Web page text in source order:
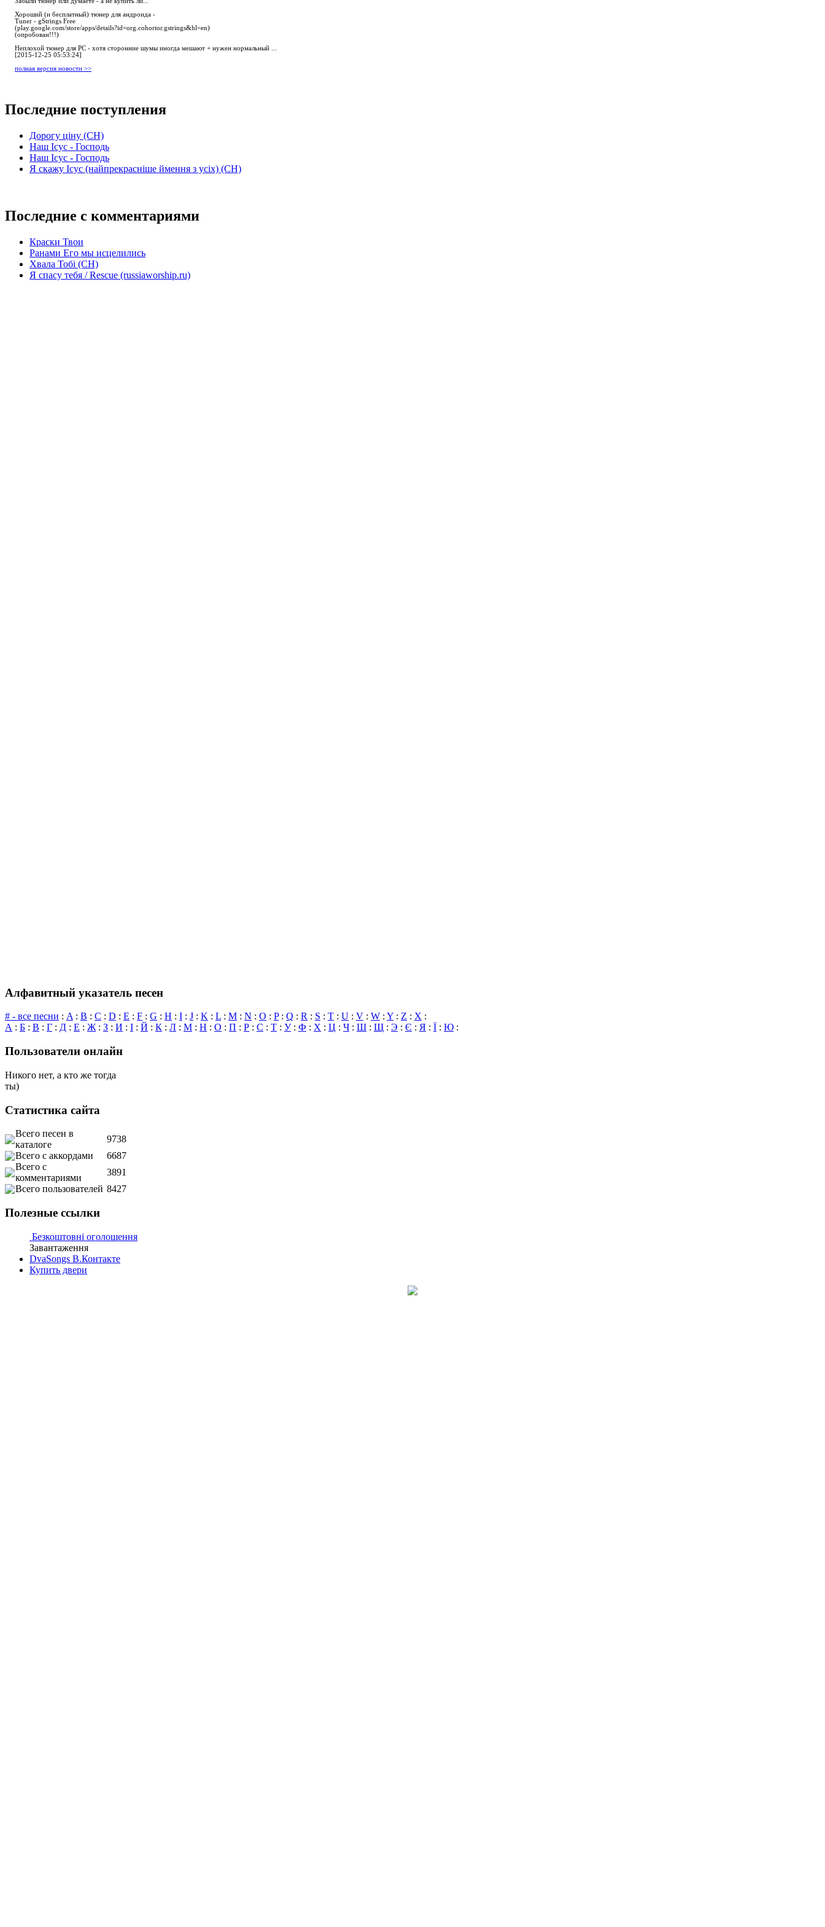
Хороший (и бесплатный) тюнер для андроида -
Tuner - gStrings Free
(play.google.com/store/apps/details?id=org.cohortor.gstrings&hl=en)
(опробован!!!)
Неплохой тюнер для РС - хотя сторонние шумы иногда мешают + нужен нормальный ...
[2015-12-25 05:53:24]
полная версия новости >>
Последние поступления
Дорогу ціну (СН)
Наш Ісус - Господь
Наш Ісус - Господь
Я скажу Ісус (найпрекрасніше ймення з усіх) (СН)
Последние с комментариями
Краски Твои
Ранами Его мы исцелились
Хвала Тобі (СН)
Я спасу тебя / Rescue (russiaworship.ru)
Алфавитный указатель песен
# - все песни : A: B : C : D : E : F : G : H : I : J : K : L : M : N : O : P: Q : R : S : T : U : V : W : Y : Z : X :
А : Б : В : Г : Д : Е : Ж: З : И : І : Й : К : Л : М : Н : О : П : Р : С : Т : У: Ф : Х : Ц : Ч : Ш : Щ : Э : Є : Я : Ї : Ю :
Пользователи онлайн
Никого нет, а кто же тогда
ты)
Статистика сайта
Всего песен в
каталоге
9738
Всего с аккордами
6687
Всего с
комментариями
3891
Всего пользователей 8427
Полезные ссылки
Безкоштовні оголошення
Завантаження
DvaSongs В.Контакте
Купить двери